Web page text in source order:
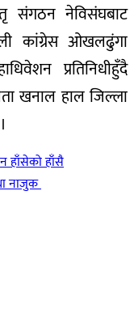
संगठन नेविसंघबाट
कांग्रेस ओखलढुंगा
प्रतिनिधीहुँदै
खनाल हाल जिल्ला
हाँसेको हाँसै
नाजुक